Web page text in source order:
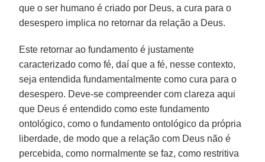
que o ser humano é criado por Deus, a cura para o
desespero implica no retornar da relação a Deus.
Este retornar ao fundamento é justamente
caracterizado como fé, daí que a fé, nesse contexto,
seja entendida fundamentalmente como cura para o
desespero. Deve-se compreender com clareza aqui
que Deus é entendido como este fundamento
ontológico, como o fundamento ontológico da própria
liberdade, de modo que a relação com Deus não é
percebida, como normalmente se faz, como restritiva